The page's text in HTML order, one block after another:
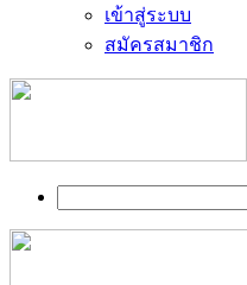
เข้าสู่ระบบ
สมัครสมาชิก